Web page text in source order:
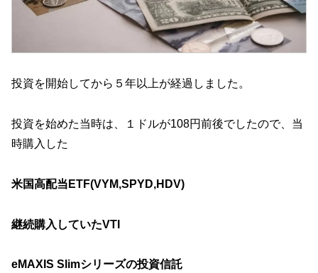
投資を開始してから５年以上が経過しました。
投資を始めた当時は、１ドルが108円前後でしたので、当
時購入した
米国高配当ETF(VYM,SPYD,HDV)
継続購入していたVTI
eMAXIS Slimシリーズの投資信託